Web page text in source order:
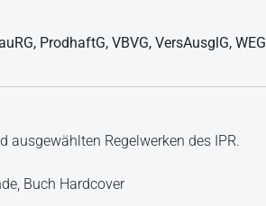
ProdhaftG, VBVG, VersAusglG, WEG
ausgewählten Regelwerken des IPR.
Buch Hardcover